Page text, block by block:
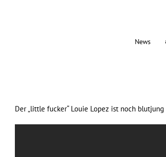
News
Der „little fucker“ Louie Lopez ist noch